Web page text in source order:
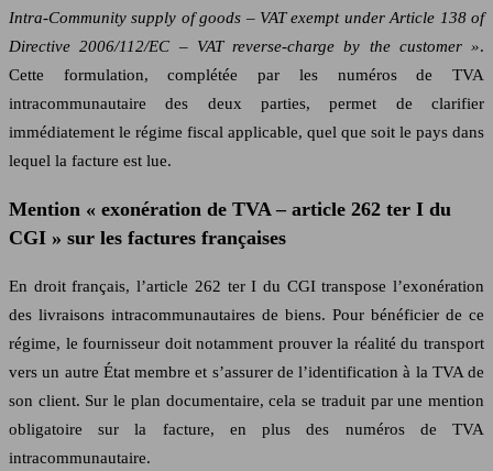
Intra‑Community supply of goods – VAT exempt under Article 138 of
Directive 2006/112/EC – VAT reverse‑charge by the customer ».
Cette formulation, complétée par les numéros de TVA
intracommunautaire des deux parties, permet de clarifier
immédiatement le régime fiscal applicable, quel que soit le pays dans
lequel la facture est lue.
Mention « exonération de TVA – article 262 ter I du
CGI » sur les factures françaises
En droit français, l’article 262 ter I du CGI transpose l’exonération
des livraisons intracommunautaires de biens. Pour bénéficier de ce
régime, le fournisseur doit notamment prouver la réalité du transport
vers un autre État membre et s’assurer de l’identification à la TVA de
son client. Sur le plan documentaire, cela se traduit par une mention
obligatoire sur la facture, en plus des numéros de TVA
intracommunautaire.